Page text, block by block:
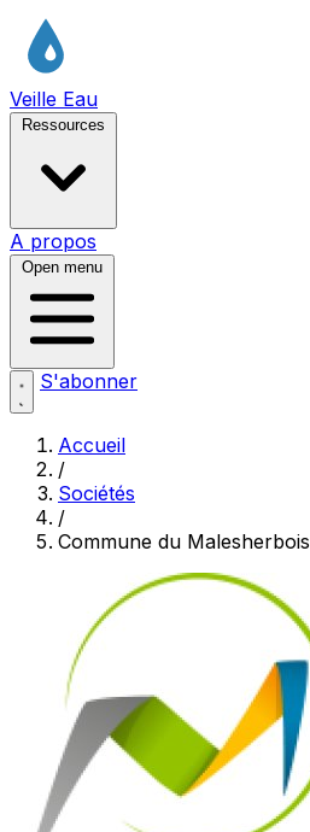
Veille Eau
Ressources
A propos
Open menu
S'abonner
Accueil
/
Sociétés
/
Commune du Malesherbois